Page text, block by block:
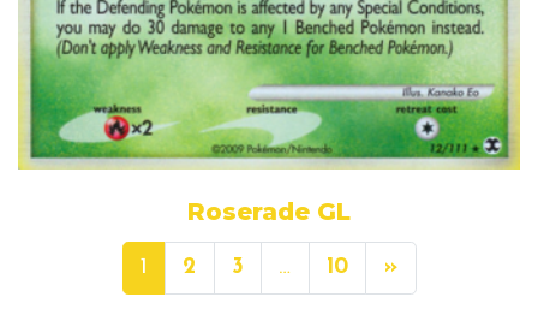
Roserade GL
1 2 3 … 10 »